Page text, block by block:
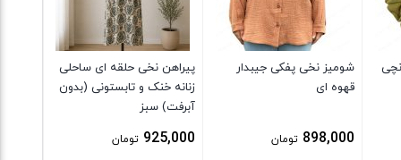
شومیز نخی پفکی جیبدار
قهوه ای
898,000 تومان
پیراهن نخی حلقه ای ساحلی
زنانه خنک و تابستونی (بدون
آبرفت) سبز
925,000 تومان